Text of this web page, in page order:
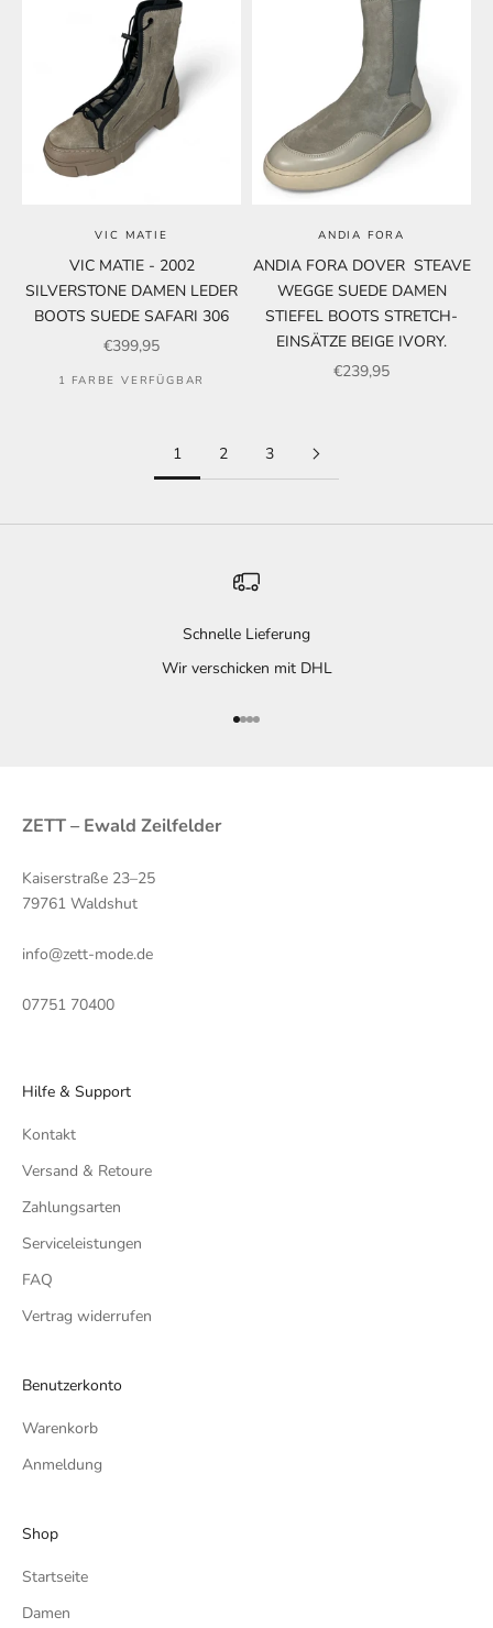
VIC MATIE
VIC MATIE - 2002
SILVERSTONE DAMEN LEDER
BOOTS SUEDE SAFARI 306
Angebot
€399,95
1 FARBE VERFÜGBAR
ANDIA FORA
ANDIA FORA DOVER STEAVE
WEGGE SUEDE DAMEN
STIEFEL BOOTS STRETCH-
EINSÄTZE BEIGE IVORY.
Angebot
€239,95
1 2 3
Schnelle Lieferung
Wir verschicken mit DHL
Gehe zu Element 1
Gehe zu Element 2
Gehe zu Element 3
Gehe zu Element 4
ZETT – Ewald Zeilfelder
Kaiserstraße 23–25
79761 Waldshut
info@zett-mode.de
07751 70400
Hilfe & Support
Kontakt
Versand & Retoure
Zahlungsarten
Serviceleistungen
FAQ
Vertrag widerrufen
Benutzerkonto
Warenkorb
Anmeldung
Shop
Startseite
Damen